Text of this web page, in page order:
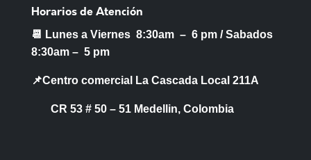
Horarios de Atención
📆 Lunes a Viernes 8:30am – 6 pm / Sabados
8:30am – 5 pm
📌Centro comercial La Cascada Local 211A
CR 53 # 50 – 51 Medellin, Colombia